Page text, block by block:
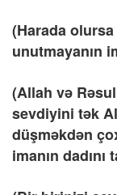
(Harada
unutmayanın
(Allah və
sevdiyini tək
düşməkdən
imanın dadını